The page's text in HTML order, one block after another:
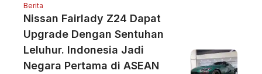
Berita
Nissan Fairlady Z24 Dapat
Upgrade Dengan Sentuhan
Leluhur. Indonesia Jadi
Negara Pertama di ASEAN